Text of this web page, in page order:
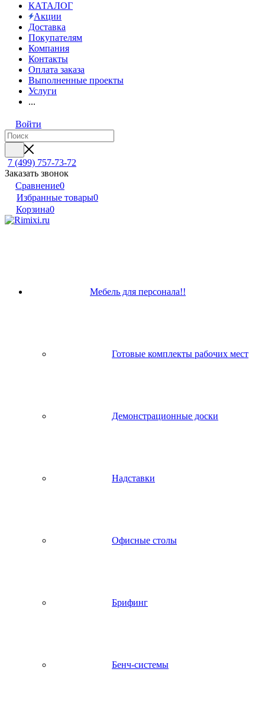
КАТАЛОГ
Акции
Доставка
Покупателям
Компания
Контакты
Оплата заказа
Выполненные проекты
Услуги
...
Войти
7 (499) 757-73-72
Заказать звонок
Сравнение0
Избранные товары0
Корзина0
Мебель для персонала!!
Готовые комплекты рабочих мест
Демонстрационные доски
Надставки
Офисные столы
Брифинг
Бенч-системы